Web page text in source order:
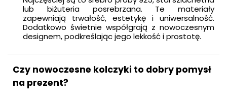
lub biżuteria posrebrzana. Te materiały
zapewniają trwałość, estetykę i uniwersalność.
Dodatkowo świetnie współgrają z nowoczesnym
designem, podkreślając jego lekkość i prostotę.
Czy nowoczesne kolczyki to dobry pomysł
na prezent?